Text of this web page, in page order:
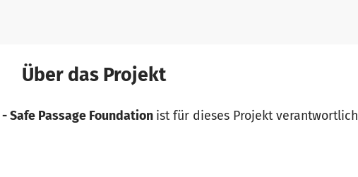
Über das Projekt
- Safe Passage Foundation ist für dieses Projekt verantwortlich